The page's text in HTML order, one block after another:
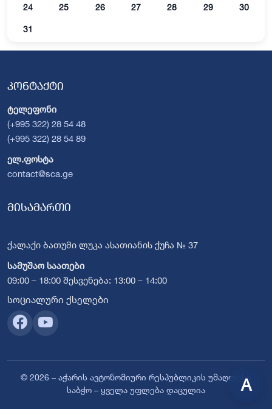
24 25 26 27 28 29 30
31
კონტაქტი
ტელეფონი
(+995 322) 28 54 48
(+995 322) 28 54 89
ელ.ფოსტა
contact@sca.ge
მისამართი
ქალაქი ბათუმი ლუკა ასათიანის ქუჩა № 37
სამუშაო საათები
09:00 – 18:00 შესვენება: 13:00 – 14:00
სოციალური ქსელები
© 2026 – აჭარის ავტონომიური რესპუბლიკის უმაღლესი
საბჭო – ყველა უფლება დაცულია
A